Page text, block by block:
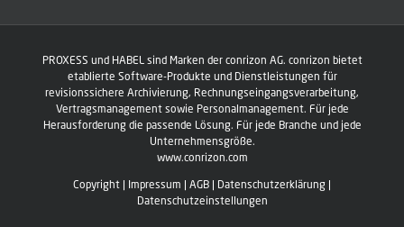
PROXESS und HABEL sind Marken der conrizon AG. conrizon bietet
etablierte Software-Produkte und Dienstleistungen für
revisionssichere Archivierung, Rechnungseingangs­verarbeitung,
Vertragsmanagement sowie Personalmanagement. Für jede
Herausforderung die passende Lösung. Für jede Branche und jede
Unternehmensgröße.
www.conrizon.com
Copyright | Impressum | AGB | Datenschutzerklärung |
Datenschutzeinstellungen